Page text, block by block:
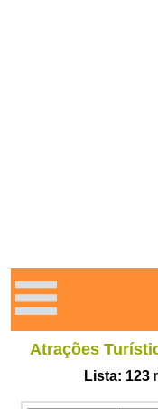
Atrações
Lista: 123